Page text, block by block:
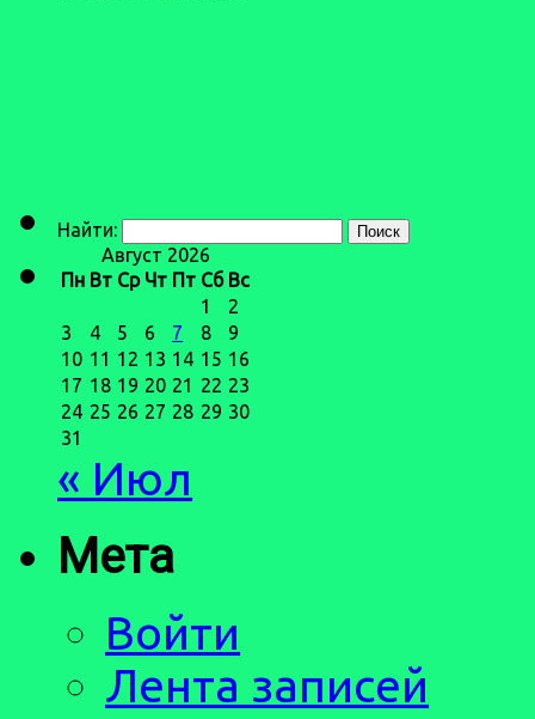
Найти:
Август 2026
Пн Вт Ср Чт Пт Сб Вс
1
2
3
4 5 6 7 8
9
10 11 12 13 14 15 16
17 18 19 20 21 22 23
24 25 26 27 28 29 30
31
« Июл
Мета
Войти
Лента записей